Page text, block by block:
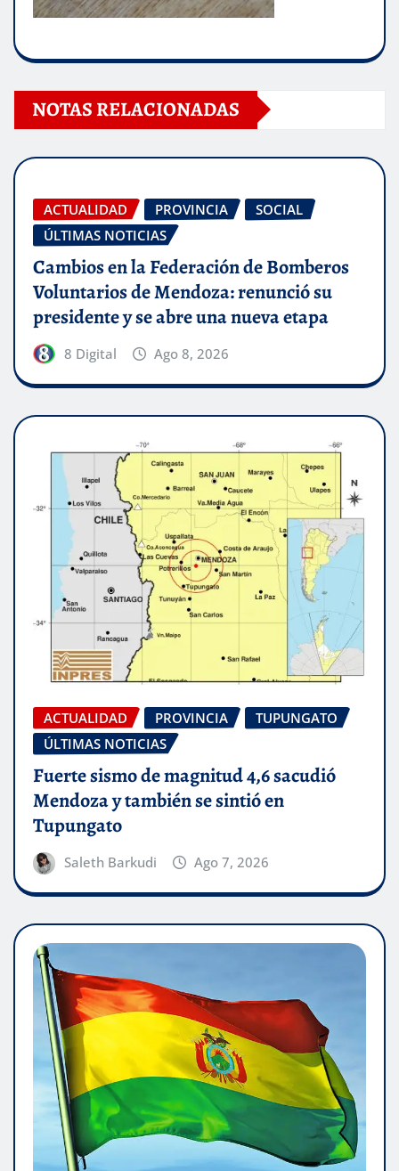
NOTAS RELACIONADAS
ACTUALIDAD PROVINCIA
SOCIAL
ÚLTIMAS NOTICIAS
Cambios en la Federación de Bomberos
Voluntarios de Mendoza: renunció su
presidente y se abre una nueva etapa
8 Digital Ago 8, 2026
ACTUALIDAD PROVINCIA
TUPUNGATO
ÚLTIMAS NOTICIAS
Fuerte sismo de magnitud 4,6 sacudió
Mendoza y también se sintió en
Tupungato
Saleth Barkudi Ago 7, 2026